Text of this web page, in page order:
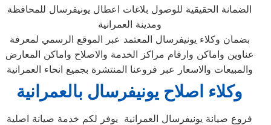
الضمانة الحقيقية للوصول بلاغات اعطال يونيفرسال للمحافظة
ومدينة العمرانية
بضمان وكلاء يونيفرسال المعتمد عبر الموقع الرسمي لمعرفة
عناوين واماكن وارقام مراكز الخدمة والاصلاح واماكن المعارض
والمبيعات والاسعار عبر فروعنا المنتشرة بجميع انحاء العمرانية
وكلاء اصلاح يونيفرسال بالعمرانية
فروع صيانة يونيفرسال العمرانية يوفر لكم خدمة صيانة اصلية